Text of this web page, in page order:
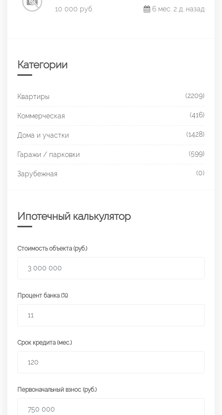
10 000 руб.
6 мес. 2 д. назад
Категории
Квартиры (2209)
Коммерческая (416)
Дома и участки (1428)
Гаражи / парковки (599)
Зарубежная (0)
Ипотечный калькулятор
Стоимость объекта (руб.)
Процент банка (%)
Срок кредита (мес.)
Первоначальный взнос (руб.)